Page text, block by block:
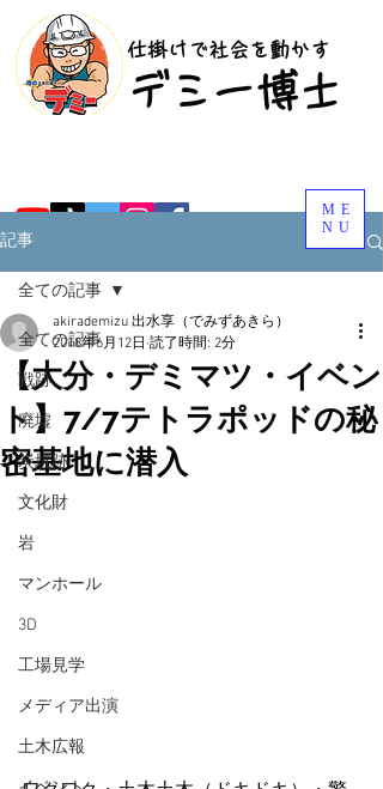
​仕掛けで社会を動かす
​デミー博士
ME
NU
記事
全ての記事
戦跡
廃墟
炭坑跡
文化財
岩
マンホール
3D
工場見学
メディア出演
土木広報
全ての記事
【大分・デミマツ・イベン
ト】7/7テトラポッドの秘
密基地に潜入
akirademizu 出水享（でみずあきら）
2018年6月12日 読了時間: 2分